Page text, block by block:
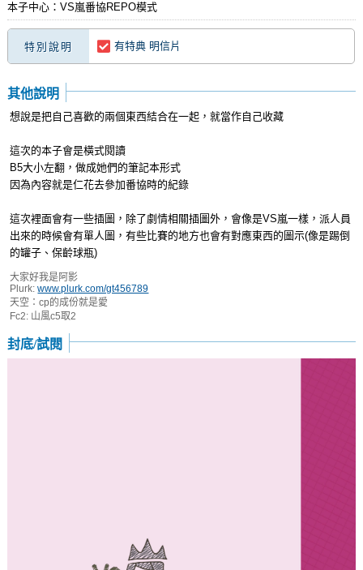
本子中心：VS嵐番協REPO模式
特別說明 有特典 明信片
其他說明
想說是把自己喜歡的兩個東西結合在一起，就當作自己收藏
這次的本子會是橫式閱讀
B5大小左翻，做成她們的筆記本形式
因為內容就是仁花去參加番協時的紀錄
這次裡面會有一些插圖，除了劇情相關插圖外，會像是VS嵐一樣，派人員
出來的時候會有單人圖，有些比賽的地方也會有對應東西的圖示(像是踢倒
的罐子、保齡球瓶)
大家好我是阿影
Plurk:www.plurk.com/gt456789
天空：cp的成份就是愛
Fc2: 山風c5取2
封底/試閱